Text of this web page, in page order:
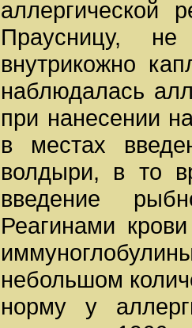
аллергической
Праусницу,
внутрикожно
наблюдалась
при нанесении
в местах
волдыри, в то
введение
Реагинами
небольшом
норму у